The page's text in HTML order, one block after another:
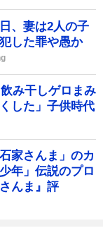
、妻は2人の子
した罪や愚か
み干しゲロまみ
した」子供時代
家さんま」のカ
年」伝説のプロ
んま』評